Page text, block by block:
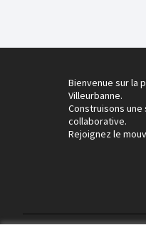
Bienvenue sur la
Villeurbanne.
Construisons
collaborative.
Rejoignez le